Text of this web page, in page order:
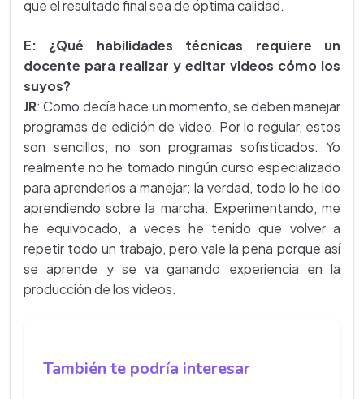
que el resultado final sea de óptima calidad.
E: ¿Qué habilidades técnicas requiere un
docente para realizar y editar videos cómo los
suyos?
JR: Como decía hace un momento, se deben manejar
programas de edición de video. Por lo regular, estos
son sencillos, no son programas sofisticados. Yo
realmente no he tomado ningún curso especializado
para aprenderlos a manejar; la verdad, todo lo he ido
aprendiendo sobre la marcha. Experimentando, me
he equivocado, a veces he tenido que volver a
repetir todo un trabajo, pero vale la pena porque así
se aprende y se va ganando experiencia en la
producción de los videos.
También te podría interesar